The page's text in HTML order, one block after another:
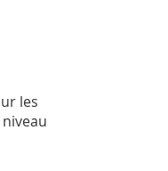
les